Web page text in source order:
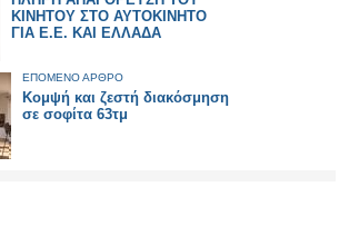
ΚΙΝΗΤΟΥ ΣΤΟ ΑΥΤΟΚΙΝΗΤΟ
ΓΙΑ Ε.Ε. ΚΑΙ ΕΛΛΑΔΑ
ΕΠΟΜΕΝΟ ΑΡΘΡΟ
Κομψή και ζεστή διακόσμηση
σε σοφίτα 63τμ